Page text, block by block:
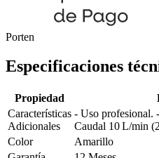
Porten
Especificaciones
Propiedad
Características
Adicionales
- Uso profesional.
Caudal 10 L/min
Color
Amarillo